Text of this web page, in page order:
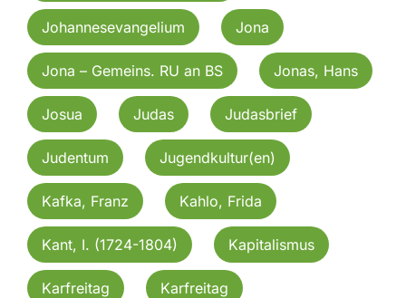
Johannesevangelium Jona
Jona – Gemeins. RU an BS Jonas, Hans
Josua Judas Judasbrief
Judentum Jugendkultur(en)
Kafka, Franz Kahlo, Frida
Kant, I. (1724-1804) Kapitalismus
Karfreitag Karfreitag